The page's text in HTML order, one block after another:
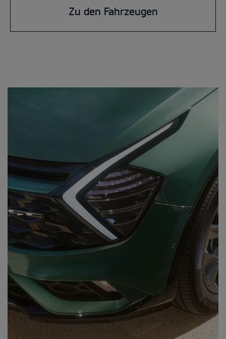
Zu den Fahrzeugen